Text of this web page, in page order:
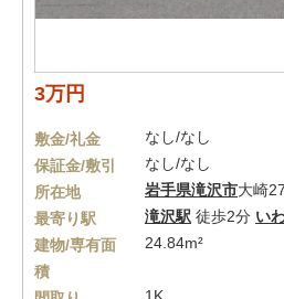
3万円
敷金/礼金
なし/なし
保証金/敷引
なし/なし
所在地
岩手県滝沢市大崎
最寄り駅
滝沢駅 徒歩2分 い
建物/専有面
積
24.84m²